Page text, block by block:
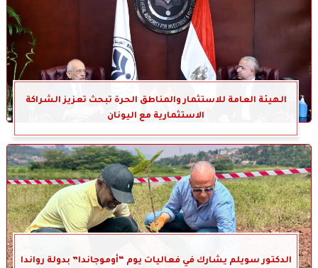
الهيئة العامة للاستثمار والمناطق الحرة تبحث تعزيز الشراكة
الاستثمارية مع اليونان
الدكتور سويلم يشارك في فعاليات يوم “أوموجاندا” بدولة رواندا